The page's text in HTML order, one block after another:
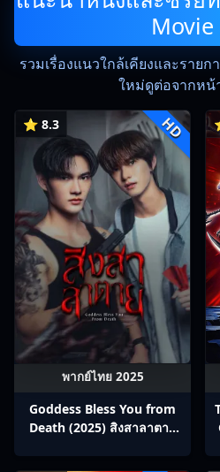
Movie
รวมเรื่องแนวใกล้เคียงและรายก
ใหม่ดูต่อจากห
⭐ 8.3 HD
พากย์ไทย 2025
Goddess Bless You from
Death (2025) สิงสาลาตาย